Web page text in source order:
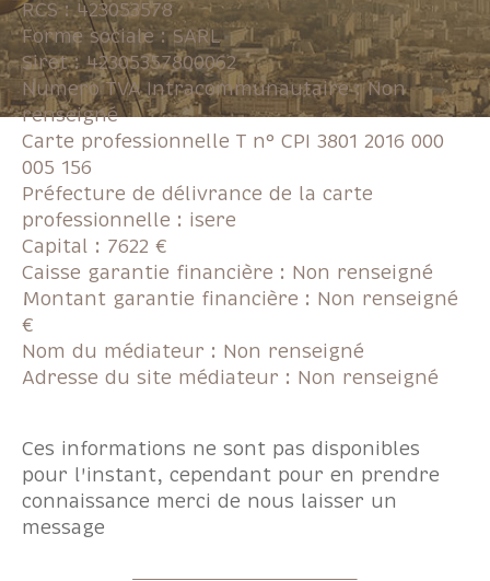
RCS : 423053578
Forme sociale : SARL
Siret : 42305357800062
Numero TVA Intracommunautaire : Non
renseigné
Carte professionnelle T n° CPI 3801 2016 000
005 156
Préfecture de délivrance de la carte
professionnelle : isere
Capital : 7622 €
Caisse garantie financière : Non renseigné
Montant garantie financière : Non renseigné
€
Nom du médiateur : Non renseigné
Adresse du site médiateur : Non renseigné
Ces informations ne sont pas disponibles
pour l'instant, cependant pour en prendre
connaissance merci de nous laisser un
message
Pièces
1 2 3 4 5+
Localisation
Surface
AFFINER LES CRITÈRES
Parking Terrasse Piscine
FILTRER PAR